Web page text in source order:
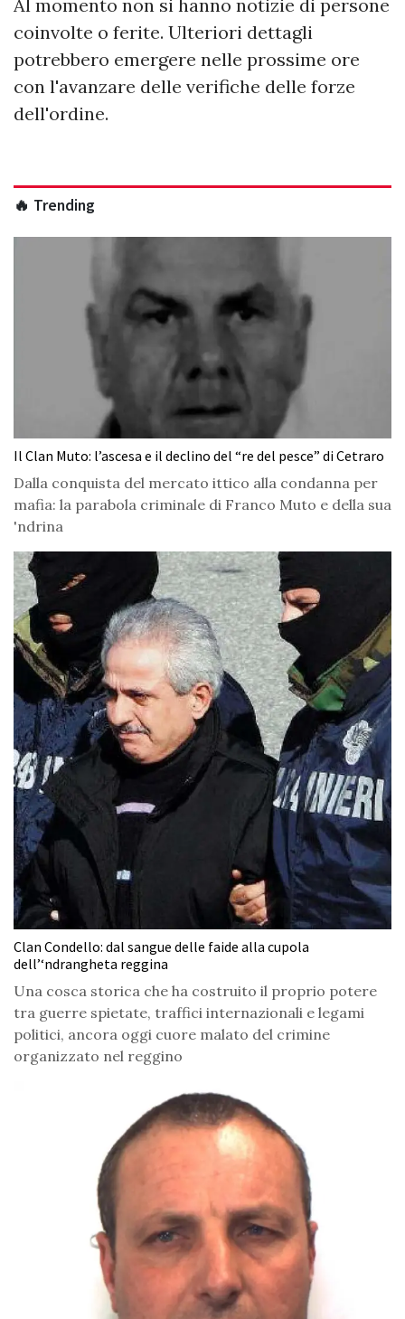
Al momento non si hanno notizie di persone
coinvolte o ferite. Ulteriori dettagli
potrebbero emergere nelle prossime ore
con l'avanzare delle verifiche delle forze
dell'ordine.
🔥 Trending
Il Clan Muto: l’ascesa e il declino del “re del pesce” di Cetraro
Dalla conquista del mercato ittico alla condanna per
mafia: la parabola criminale di Franco Muto e della sua
'ndrina
Clan Condello: dal sangue delle faide alla cupola
dell’‘ndrangheta reggina
Una cosca storica che ha costruito il proprio potere
tra guerre spietate, traffici internazionali e legami
politici, ancora oggi cuore malato del crimine
organizzato nel reggino